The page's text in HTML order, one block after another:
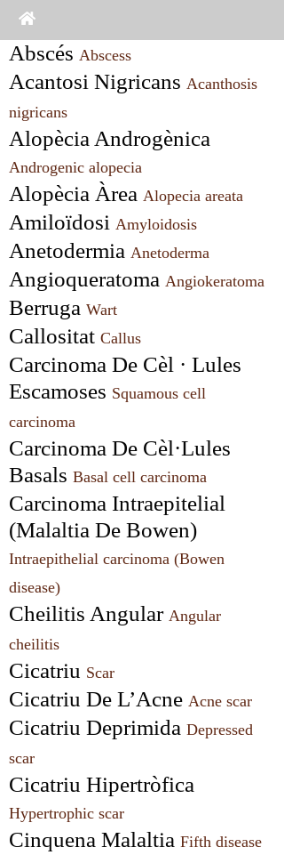
Abscés Abscess
Acantosi Nigricans Acanthosis
nigricans
Androgenic alopecia
Alopècia Àrea Alopecia areata
Amiloïdosi Amyloidosis
Anetodermia Anetoderma
Angioqueratoma Angiokeratoma
Berruga Wart
Callositat Callus
Carcinoma De Cèl · Lules
Escamoses Squamous cell
carcinoma
Carcinoma De Cèl·Lules
Basals Basal cell carcinoma
Carcinoma Intraepitelial
Intraepithelial carcinoma (Bowen
disease)
Cheilitis Angular Angular
cheilitis
Cicatriu Scar
Cicatriu De L’Acne Acne scar
Cicatriu Deprimida Depressed
scar
Hypertrophic scar
Cinquena Malaltia Fifth disease